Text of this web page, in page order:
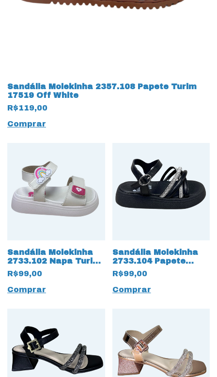
Sandália Molekinha 2357.108 Papete Turim
17519 Off White
R$119,00
Comprar
Sandália Molekinha
2733.102 Napa Turim
Branco Off
R$99,00
Comprar
Sandália Molekinha
2733.104 Papete
17503 Preto
R$99,00
Comprar